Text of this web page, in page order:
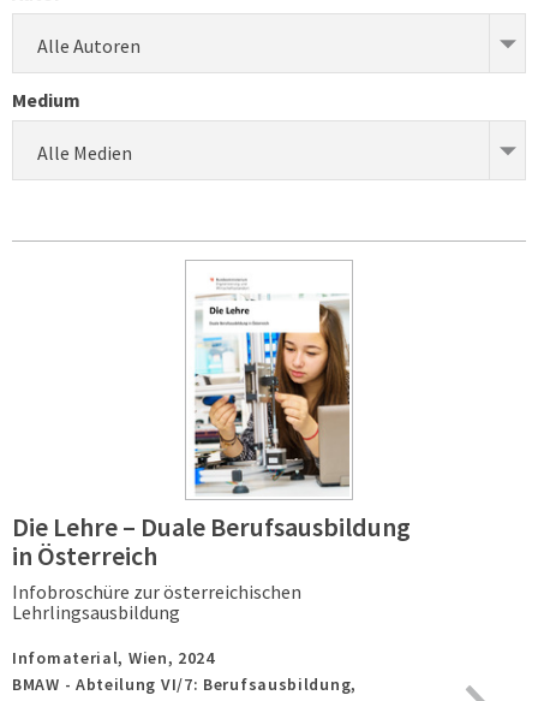
Alle Autoren
Medium
Alle Medien
Die Lehre – Duale Berufsausbildung
in Österreich
Infobroschüre zur österreichischen
Lehrlingsausbildung
Infomaterial, Wien, 2024
BMAW - Abteilung VI/7: Berufsausbildung,